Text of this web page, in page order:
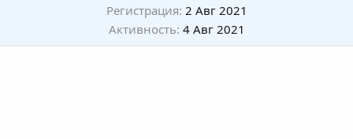
Регистрация 2 Авг 2021
Активность 4 Авг 2021